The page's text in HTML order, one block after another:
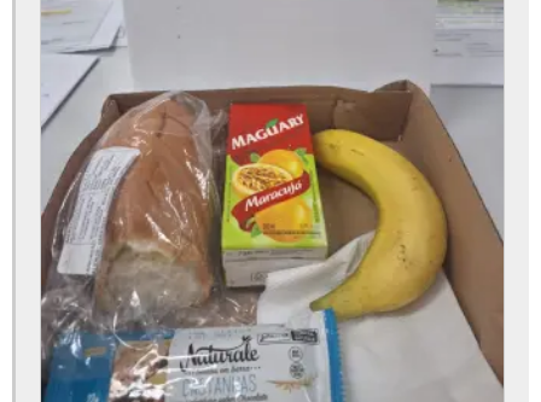
Almoço para empresas
Almoço servido na empresa
Buffet corporativo
Buffet empresarial
Buffet para coffee break
Buffet para confraternização de empresas
Buffet para empresas
Buffet para evento corporativo